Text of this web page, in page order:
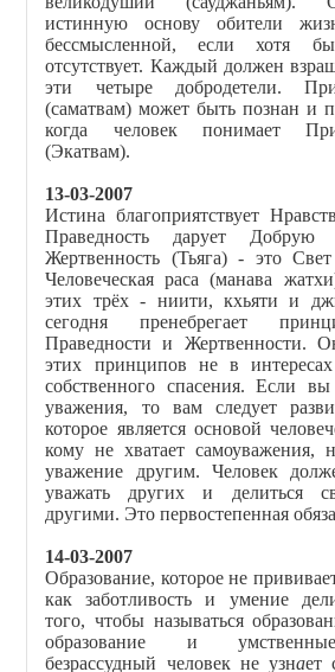
истинную основу обители
бессмысленной, если хотя
отсутствует. Каждый должен
эти четыре добродетели.
(саматвам) может быть познан и
когда человек понимает
(Экатвам).
13-03-2007
Истина благоприятствует
Праведность дарует Добрую
Жертвенность (Тьяга) - это
Человеческая раса (манава
этих трёх - ниити, кхьяти и
сегодня пренебрегает
Праведности и Жертвенности.
этих принципов не в
собственного спасения. Если
уважения, то вам следует
которое является основой
кому не хватает самоуважения,
уважение другим. Человек
уважать других и делиться
другими. Это первостепенная
14-03-2007
Образование, которое не
как заботливость и умение
того, чтобы называться
образование и
безрассудный человек не узнает